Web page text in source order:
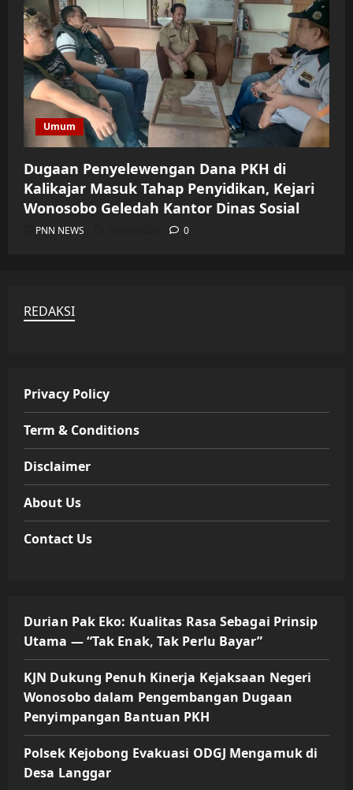
Umum
Dugaan Penyelewengan Dana PKH di
Kalikajar Masuk Tahap Penyidikan, Kejari
Wonosobo Geledah Kantor Dinas Sosial
PNN NEWS 0
REDAKSI
Privacy Policy
Term & Conditions
Disclaimer
About Us
Contact Us
Durian Pak Eko: Kualitas Rasa Sebagai Prinsip
Utama — “Tak Enak, Tak Perlu Bayar”
KJN Dukung Penuh Kinerja Kejaksaan Negeri
Wonosobo dalam Pengembangan Dugaan
Penyimpangan Bantuan PKH
Polsek Kejobong Evakuasi ODGJ Mengamuk di
Desa Langgar